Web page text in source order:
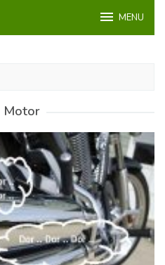
MENU
Motor